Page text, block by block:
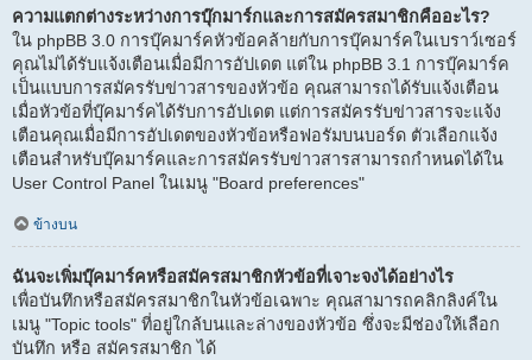
ความแตกต่างระหว่างการบุ๊กมาร์กและการสมัครสมาชิกคืออะไร?
ใน phpBB 3.0 การบุ๊คมาร์คหัวข้อคล้ายกับการบุ๊คมาร์คในเบราว์เซอร์
คุณไม่ได้รับแจ้งเตือนเมื่อมีการอัปเดต แต่ใน phpBB 3.1 การบุ๊คมาร์ค
เป็นแบบการสมัครรับข่าวสารของหัวข้อ คุณสามารถได้รับแจ้งเตือน
เมื่อหัวข้อที่บุ๊คมาร์คได้รับการอัปเดต แต่การสมัครรับข่าวสารจะแจ้ง
เตือนคุณเมื่อมีการอัปเดตของหัวข้อหรือฟอรัมบนบอร์ด ตัวเลือกแจ้ง
เตือนสำหรับบุ๊คมาร์คและการสมัครรับข่าวสารสามารถกำหนดได้ใน
User Control Panel ในเมนู "Board preferences"
ข้างบน
ฉันจะเพิ่มบุ๊คมาร์คหรือสมัครสมาชิกหัวข้อที่เจาะจงได้อย่างไร
เพื่อบันทึกหรือสมัครสมาชิกในหัวข้อเฉพาะ คุณสามารถคลิกลิงค์ใน
เมนู "Topic tools" ที่อยู่ใกล้บนและล่างของหัวข้อ ซึ่งจะมีช่องให้เลือก
บันทึก หรือ สมัครสมาชิก ได้